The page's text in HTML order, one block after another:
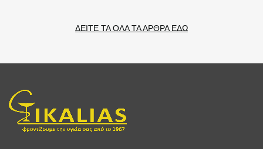
ΔΕΙΤΕ ΤΑ ΟΛΑ ΤΑ ΑΡΘΡΑ ΕΔΩ